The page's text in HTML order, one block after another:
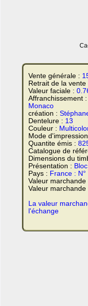
Vente générale :
Retrait de la
Valeur faciale :
Affranchissement
Monaco
création :
Dentelure : 13
Couleur :
Mode
Quantite émis :
Catalogue de
Dimensions du
Présentation :
Pays : France :
Valeur
Valeur
La valeur
l'échange